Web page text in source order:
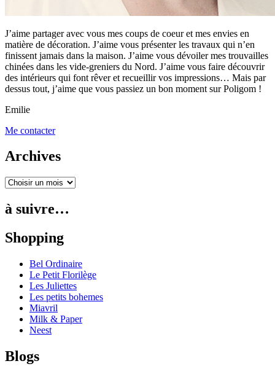
J’aime partager avec vous mes coups de coeur et mes envies en
matière de décoration. J’aime vous présenter les travaux qui n’en
finissent jamais dans la maison. J’aime vous dévoiler mes trouvailles
chinées dans les vide-greniers du Nord. J’aime vous faire découvrir
des intérieurs qui font rêver et recueillir vos impressions… Mais par
dessus tout, j’aime que vous passiez un bon moment sur Poligom !
Emilie
Me contacter
Archives
à suivre…
Shopping
Bel Ordinaire
Le Petit Florilège
Les Juliettes
Les petits bohemes
Miavril
Milk & Paper
Neest
Blogs